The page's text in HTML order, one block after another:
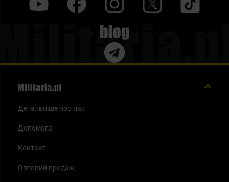
Blog
Детальніше про нас
Допомога
Контакт
Оптовий продаж